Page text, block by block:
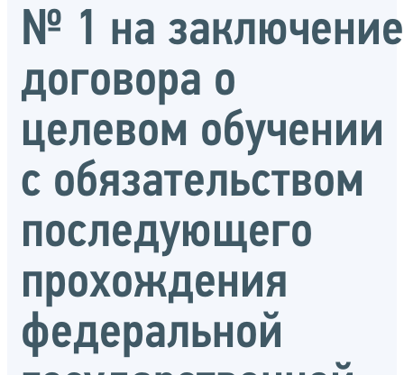
№ 1 на заключение
договора о
целевом обучении
с обязательством
последующего
прохождения
федеральной